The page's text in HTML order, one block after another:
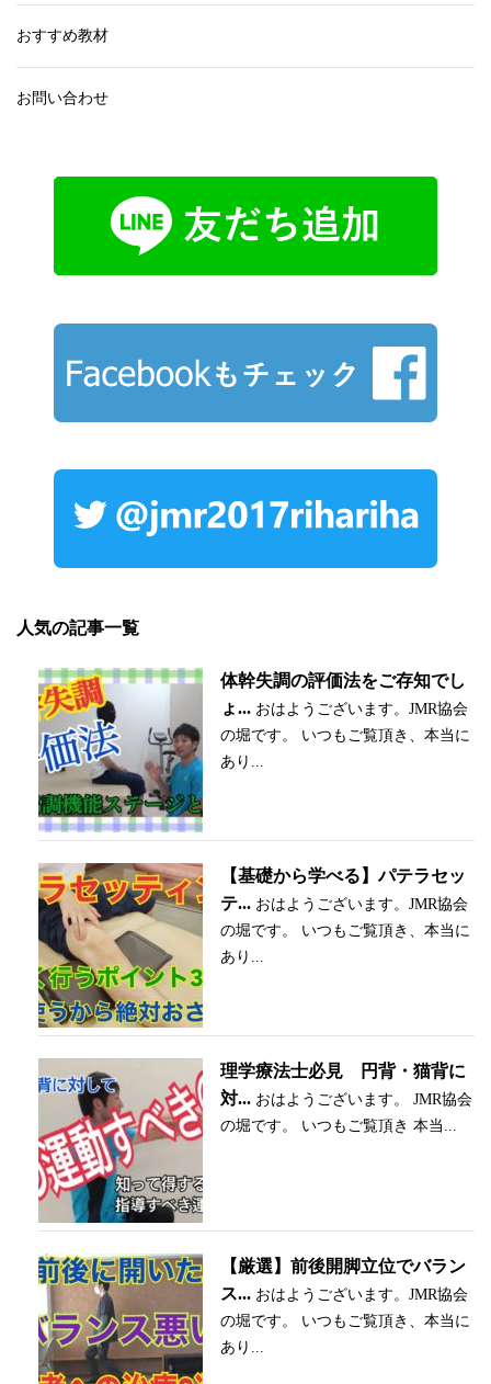
おすすめ教材
お問い合わせ
人気の記事一覧
体幹失調の評価法をご存知でし
ょ... おはようございます。JMR協会
の堀です。 いつもご覧頂き、本当に
あり...
【基礎から学べる】パテラセッ
テ... おはようございます。JMR協会
の堀です。 いつもご覧頂き、本当に
あり...
理学療法士必見 円背・猫背に
対... おはようございます。 JMR協会
の堀です。 いつもご覧頂き 本当...
【厳選】前後開脚立位でバラン
ス... おはようございます。JMR協会
の堀です。 いつもご覧頂き、本当に
あり...